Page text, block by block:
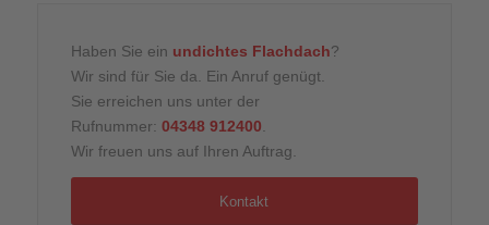
Haben Sie ein undichtes Flachdach?
Wir sind für Sie da. Ein Anruf genügt.
Sie erreichen uns unter der
Rufnummer: 04348 912400
Wir freuen uns auf Ihren Auftrag.
Kontakt